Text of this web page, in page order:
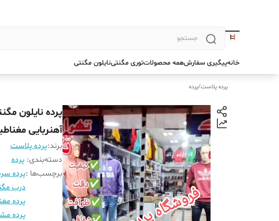
خانهپیگیری سفارشهمه محصولاتتوری مگنتینایلون مگنتی
پرده پلاست/پرده
آهنربایی
برند:پرده پلاست
دسته‌بندی: پرده
برچسب‌ها :پرده
درب
پرده
پرده